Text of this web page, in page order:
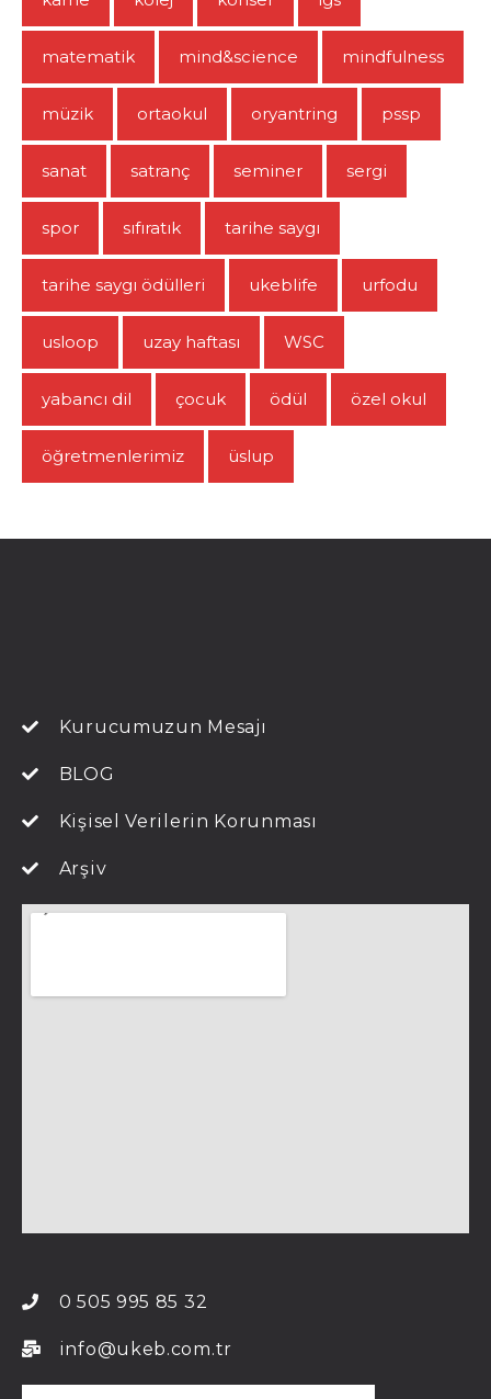
matematik mind&science mindfulness
müzik ortaokul oryantring pssp
sanat satranç seminer sergi
spor sıfıratık tarihe saygı
tarihe saygı ödülleri ukeblife urfodu
usloop uzay haftası WSC
yabancı dil çocuk ödül özel okul
öğretmenlerimiz üslup
Kurucumuzun Mesajı
BLOG
Kişisel Verilerin Korunması
Arşiv
0 505 995 85 32
info@ukeb.com.tr